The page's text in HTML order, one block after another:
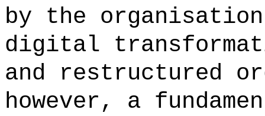
by the
digital
and restructured
however, a